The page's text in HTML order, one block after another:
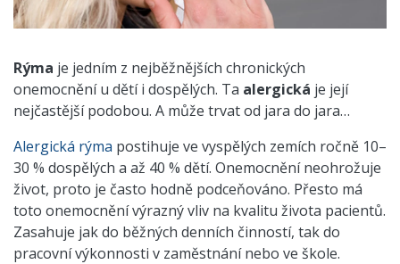
Rýma je jedním z nejběžnějších chronických
onemocnění u dětí i dospělých. Ta alergická je její
nejčastější podobou. A může trvat od jara do jara…
Alergická rýma postihuje ve vyspělých zemích ročně 10–
30 % dospělých a až 40 % dětí. Onemocnění neohrožuje
život, proto je často hodně podceňováno. Přesto má
toto onemocnění výrazný vliv na kvalitu života pacientů.
Zasahuje jak do běžných denních činností, tak do
pracovní výkonnosti v zaměstnání nebo ve škole.